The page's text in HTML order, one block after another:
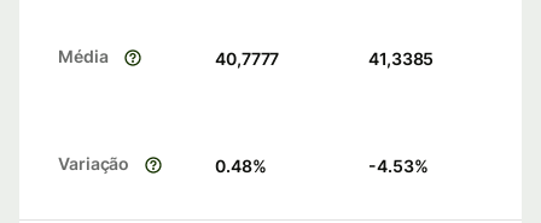
Média 40,7777 41,3385
Variação 0.48% -4.53%